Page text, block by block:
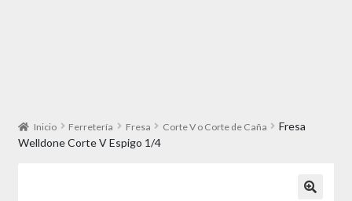
Inicio Ferretería Fresa Corte V o Corte de Caña
Fresa
Welldone Corte V Espigo 1/4